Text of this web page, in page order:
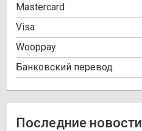
Mastercard
Visa
Wooppay
Банковский перевод
Последние новости